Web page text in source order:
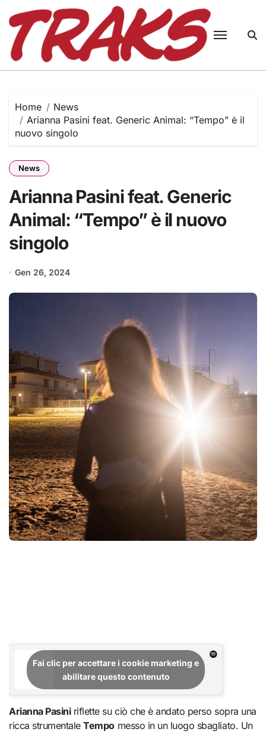
content
Home
News
Arianna Pasini feat. Generic Animal: “Tempo” è il
nuovo singolo
News
Arianna Pasini feat. Generic
Animal: “Tempo” è il nuovo
singolo
Gen 26, 2024
Fai clic per accettare i cookie marketing e
abilitare questo contenuto
Arianna Pasiniriflette su ciò che è andato perso sopra una
ricca strumentaleTempomesso in un luogo sbagliato. Un